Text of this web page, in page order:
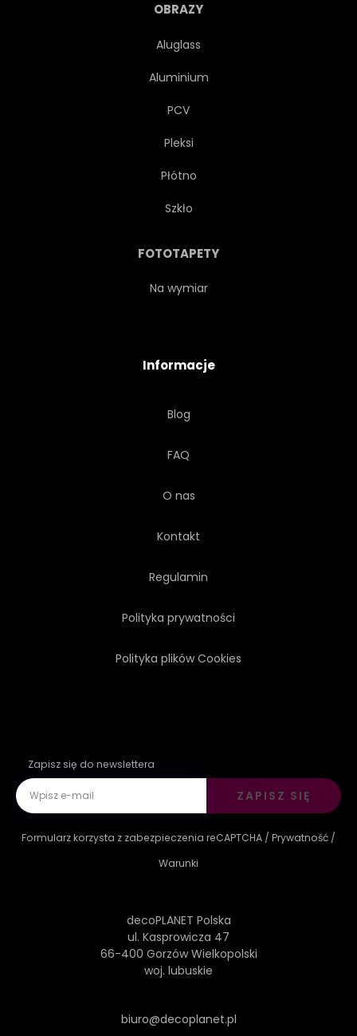
OBRAZY
Aluglass
Aluminium
PCV
Pleksi
Płótno
Szkło
FOTOTAPETY
Na wymiar
Informacje
Blog
FAQ
O nas
Kontakt
Regulamin
Polityka prywatności
Polityka plików Cookies
Zapisz się do newslettera
ZAPISZ SIĘ
Formularz korzysta z zabezpieczenia reCAPTCHA / Prywatność /
Warunki
decoPLANET Polska
ul. Kasprowicza 47
66-400 Gorzów Wielkopolski
woj. lubuskie
biuro@decoplanet.pl